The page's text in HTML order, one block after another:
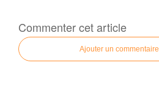
Commenter cet article
Ajouter un commentaire